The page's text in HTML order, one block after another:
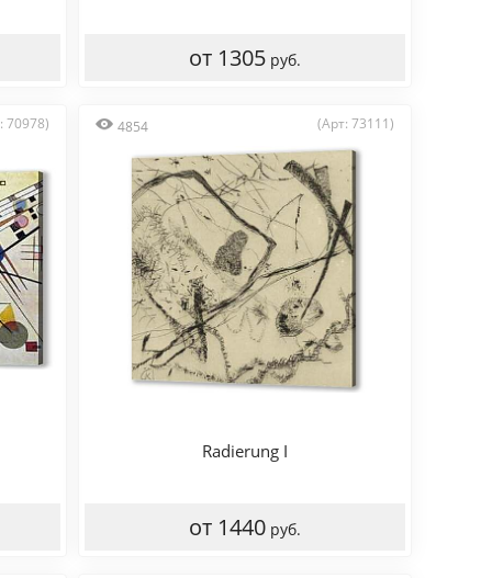
от 1305 руб.
70978) 4854 (Арт: 73111)
Radierung I
от 1440 руб.